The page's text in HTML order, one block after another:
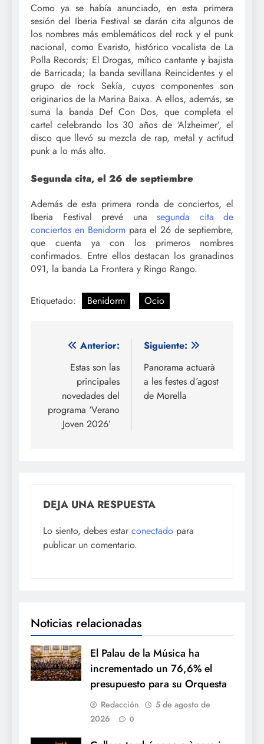
Como ya se había anunciado, en esta primera
sesión del Iberia Festival se darán cita algunos de
los nombres más emblemáticos del rock y el punk
nacional, como Evaristo, histórico vocalista de La
Polla Records; El Drogas, mítico cantante y bajista
de Barricada; la banda sevillana Reincidentes y el
grupo de rock Sekía, cuyos componentes son
originarios de la Marina Baixa. A ellos, además, se
suma la banda Def Con Dos, que completa el
cartel celebrando los 30 años de ‘Alzheimer’, el
disco que llevó su mezcla de rap, metal y actitud
punk a lo más alto.
Segunda cita, el 26 de septiembre
Además de esta primera ronda de conciertos, el
Iberia Festival prevé una segunda cita de
conciertos en Benidormpara el 26 de septiembre,
que cuenta ya con los primeros nombres
confirmados. Entre ellos destacan los granadinos
091, la banda La Frontera y Ringo Rango.
Etiquetado: Benidorm Ocio
Navegación
entradas
Anterior:
Estas son las
principales
novedades del
programa ‘Verano
Joven 2026’
Siguiente:
Panorama actuarà
a les festes d´agost
de Morella
DEJA UNA RESPUESTA
Lo siento, debes estar conectado para
publicar un comentario.
Noticias relacionadas
El Palau de la Música ha
incrementado un 76,6% el
presupuesto para su Orquesta
Redacción
5 de agosto de
2026
0